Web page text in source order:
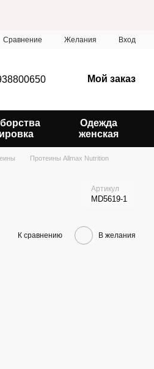
Сравнение Желания Вход
Мой заказ
Одежда
женская
Протеины Allmax Nutrition
Артикул
MD5619-1
К сравнению В желания